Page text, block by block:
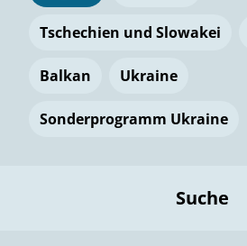
Tschechien und Slowakei
Balkan Ukraine
Sonderprogramm Ukraine
Suche